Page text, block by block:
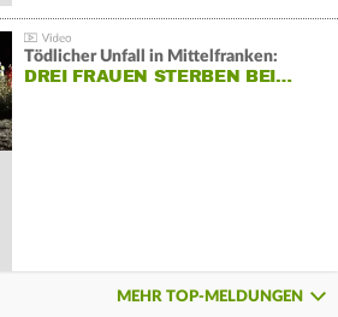
Tödlicher Unfall in Mittelfranken:
DREI FRAUEN STERBEN BEI…
MEHR TOP-MELDUNGEN